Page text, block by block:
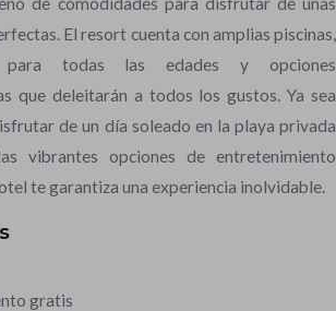
El resort cuenta con amplias piscinas,
para todas las edades y opciones
que deleitarán a todos los gustos. Ya sea
de un día soleado en la playa privada
vibrantes opciones de entretenimiento
te garantiza una experiencia inolvidable.
gratis